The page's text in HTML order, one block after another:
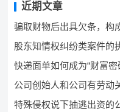
近期文章
骗取财物后出具欠条，构
股东知情权纠纷类案件的
快递面单如何成为“财富密
公司创始人和公司有劳动
特殊侵权说下抽逃出资的